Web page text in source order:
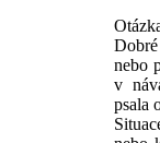
nebo
v
psala